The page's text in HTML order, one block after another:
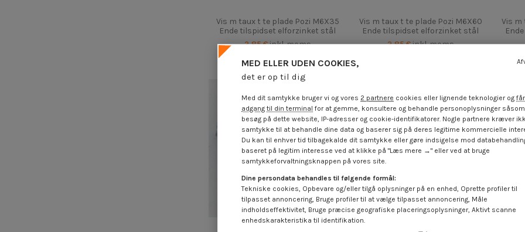
Vis m taux t te plade Pozi M6X35
Ende tilspidset elforzinket stål
3,85 €inkl. moms
Vis m taux t te plade Pozi M6X60
Ende tilspidset elforzinket stål
3,85 €inkl. moms
Vis m
MED ELLER UDEN COOKIES,
det er op til dig
Med dit samtykke bruger vi og vores 2 partnere cookies eller lignende teknologier og får
adgang til din terminal for at gemme, konsultere og behandle personoplysninger
besøg på dette website, IP-adresser og cookie-identifikatorer. Nogle partnere kræver
samtykke til at behandle dine data og baserer sig på deres legitime kommercielle
Du kan til enhver tid tilbagekalde dit samtykke eller gøre indsigelse mod
baseret på legitim interesse ved at klikke på "Læs mere →" eller ved at bruge
samtykkeforvaltningsknappen på vores site.
Dine persondata behandles til følgende formål:
Tekniske cookies, Opbevare og/eller tilgå oplysninger på en enhed, Oprette profiler til
tilpasset annoncering, Bruge profiler til at vælge tilpasset annoncering, Måle
indholdseffektivitet, Bruge præcise geografiske placeringsoplysninger, Aktivt scanne
enhedskarakteristika til identifikation.